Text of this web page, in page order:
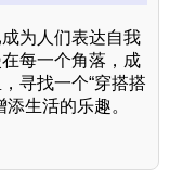
为人们表达自我
每一个角落，成
寻找一个“穿搭搭
生活的乐趣。